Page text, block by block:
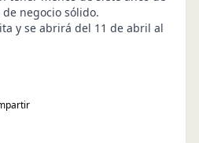
negocio sólido.
y se abrirá del 11 de abril al